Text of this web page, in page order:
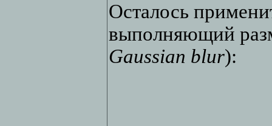
Осталось
выполняющий
Gaussian blur):